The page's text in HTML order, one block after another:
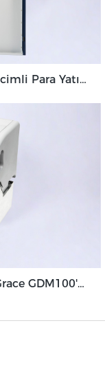
Arka Ofis Ortamı için Yüksek Hacimli Para Yatırma Makinesi Banknot Doğrulayıcı GDM-300
Para Yatırma Makinesi Modülü Grace GDM100'ü Optimize Etmek İçin Tasarlanmış Eşsiz Özellikler